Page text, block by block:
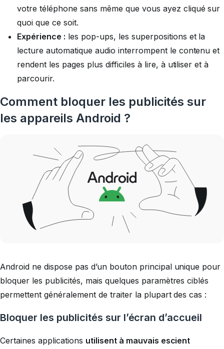
votre téléphone sans même que vous ayez cliqué sur
quoi que ce soit.
Expérience : les pop-ups, les superpositions et la
lecture automatique audio interrompent le contenu et
rendent les pages plus difficiles à lire, à utiliser et à
parcourir.
Comment bloquer les publicités sur
les appareils Android ?
Android ne dispose pas d’un bouton principal unique pour
bloquer les publicités, mais quelques paramètres ciblés
permettent généralement de traiter la plupart des cas :
Bloquer les publicités sur l’écran d’accueil
Certaines applications utilisent à mauvais escient